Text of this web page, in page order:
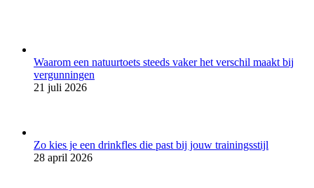
Waarom een natuurtoets steeds vaker het verschil maakt bij
vergunningen
21 juli 2026
Zo kies je een drinkfles die past bij jouw trainingsstijl
28 april 2026